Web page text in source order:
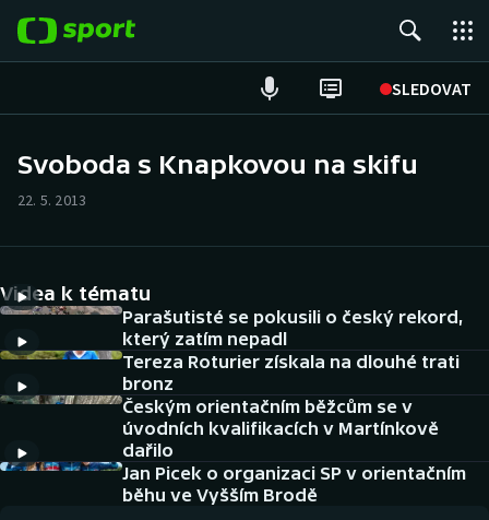
SLEDOVAT
Hokej
Tenis
Atletika
Cyklistika
DALŠÍ SPORTY
Americký fotbal
Baseball a softbal
NEPŘEHLÉDNĚTE
Svoboda s Knapkovou na skifu
22. 5. 2013
Videa k tématu
Parašutisté se pokusili o český rekord,
který zatím nepadl
Tereza Roturier získala na dlouhé trati
bronz
Českým orientačním běžcům se v
úvodních kvalifikacích v Martínkově
dařilo
Jan Picek o organizaci SP v orientačním
běhu ve Vyšším Brodě